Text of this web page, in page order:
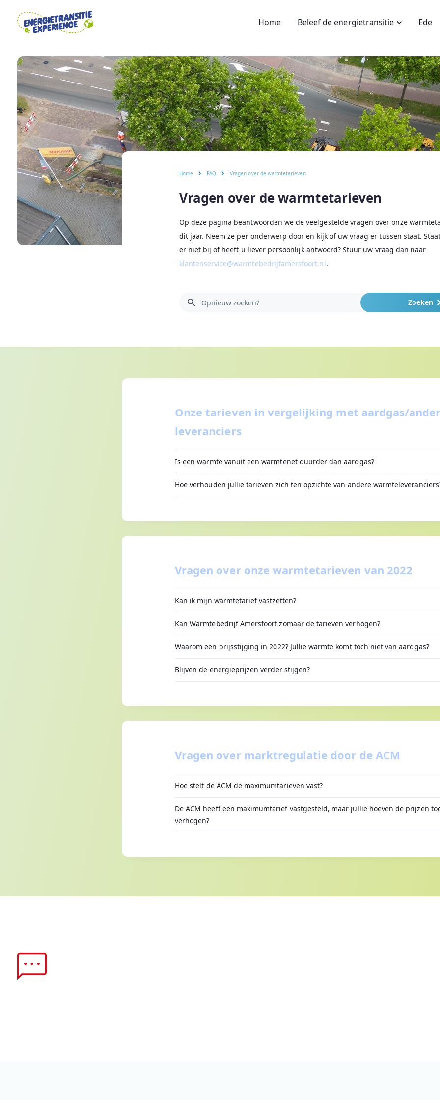
Home Beleef de energietransitie Ede
Home FAQ Vragen over de warmtetarieven
Vragen over de warmtetarieven
Op deze pagina beantwoorden we de veelgestelde vragen over onze
dit jaar. Neem ze per onderwerp door en kijk of uw vraag er tussen staat.
er niet bij of heeft u liever persoonlijk antwoord? Stuur uw vraag dan naar
klantenservice@warmtebedrijfamersfoort.nl.
Onze tarieven in vergelijking met aardgas/
leveranciers
Is een warmte vanuit een warmtenet duurder dan aardgas?
Hoe verhouden jullie tarieven zich ten opzichte van andere
Vragen over onze warmtetarieven van 2022
Kan ik mijn warmtetarief vastzetten?
Kan Warmtebedrijf Amersfoort zomaar de tarieven verhogen?
Waarom een prijsstijging in 2022? Jullie warmte komt toch niet van aardgas?
Blijven de energieprijzen verder stijgen?
Vragen over marktregulatie door de ACM
Hoe stelt de ACM de maximumtarieven vast?
De ACM heeft een maximumtarief vastgesteld, maar jullie hoeven de prijzen
verhogen?